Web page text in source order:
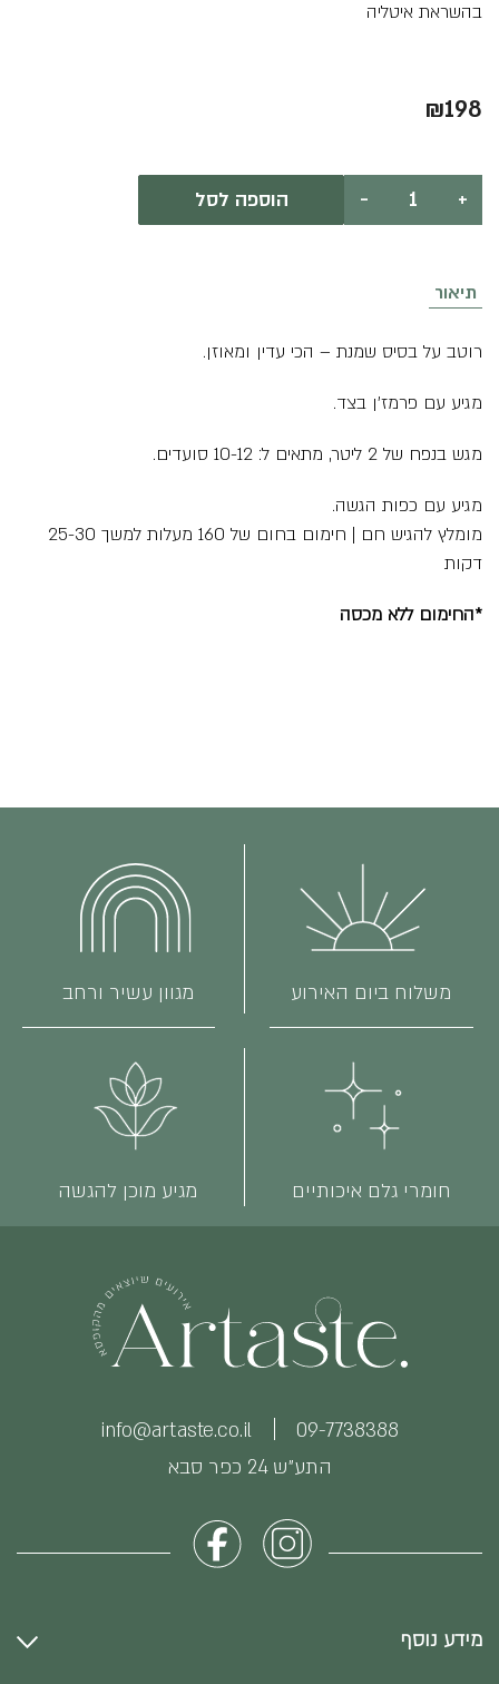
בהשראת איטליה
₪198
-
כמות
פסטה
+ הוספה לסל
תיאור
רוטב על בסיס שמנת – הכי עדין ומאוזן.
מגיע עם פרמז’ן בצד.
מגש בנפח של 2 ליטר, מתאים ל: 10-12 סועדים.
מגיע עם כפות הגשה.
מומלץ להגיש חם | חימום בחום של 160 מעלות למשך 25-30
דקות
*החימום ללא מכסה
משלוח ביום האירוע מגוון עשיר ורחב
חומרי גלם איכותיים מגיע מוכן להגשה
התע״ש 24 כפר סבא
09-7738388
info@artaste.co.il
מידע נוסף